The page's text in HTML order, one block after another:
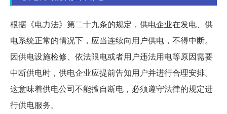
根据《电力法》第二十九条的规定，供电企业在发电、供
电系统正常的情况下，应当连续向用户供电，不得中断。
因供电设施检修、依法限电或者用户违法用电等原因需要
中断供电时，供电企业应提前告知用户并进行合理安排。
这意味着供电公司不能擅自断电，必须遵守法律的规定进
行供电服务。